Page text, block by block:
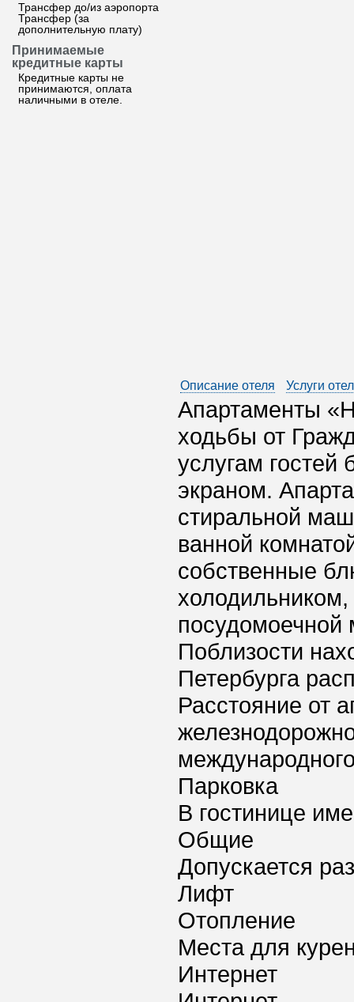
Трансфер до/из аэропорта
Трансфер (за
дополнительную плату)
Принимаемые
кредитные карты
Кредитные карты не
принимаются, оплата
наличными в отеле.
Описание отеля Услуги
Апартаменты
ходьбы от
услугам гостей
экраном.
стиральной
ванной
собственные
посудомоечной
Поблизости
Петербурга
Расстояние от
Парковка
В гостинице
Общие
Допускается
Лифт
Отопление
Места для
Интернет